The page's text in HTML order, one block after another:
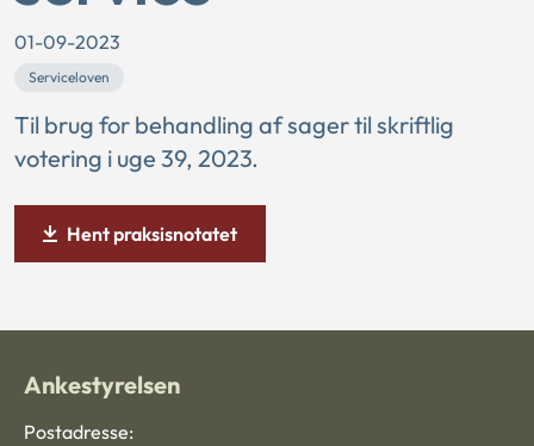
01-09-2023
Serviceloven
Til brug for behandling af sager til skriftlig
votering i uge 39, 2023.
Hent praksisnotatet
Ankestyrelsen
Postadresse: